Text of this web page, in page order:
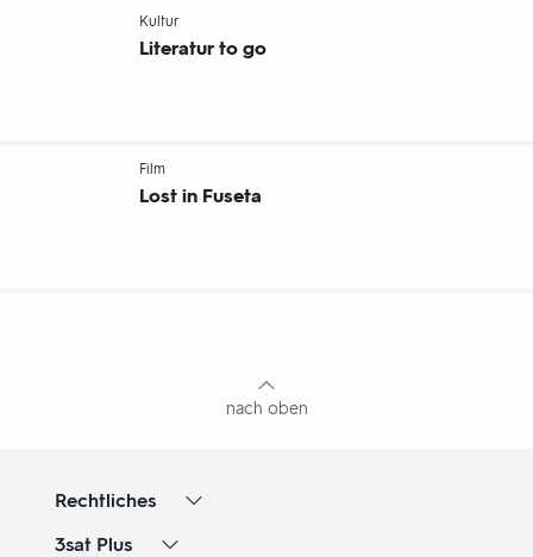
Kultur
Literatur to go
Film-
Lost in Fuseta
nach oben
Rechtliches
3sat Plus